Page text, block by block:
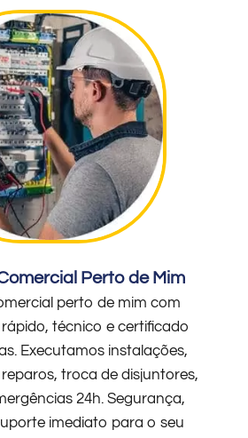
Perto de Mim
perto de mim com
técnico e certificado
Executamos instalações,
troca de disjuntores,
24h. Segurança,
imediato para o seu